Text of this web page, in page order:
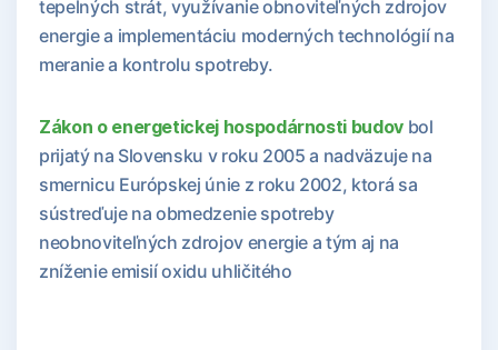
tepelných strát, využívanie obnoviteľných zdrojov
energie a implementáciu moderných technológií na
meranie a kontrolu spotreby.
Zákon o energetickej hospodárnosti budov bol
prijatý na Slovensku v roku 2005 a nadväzuje na
smernicu Európskej únie z roku 2002, ktorá sa
sústreďuje na obmedzenie spotreby
neobnoviteľných zdrojov energie a tým aj na
zníženie emisií oxidu uhličitého